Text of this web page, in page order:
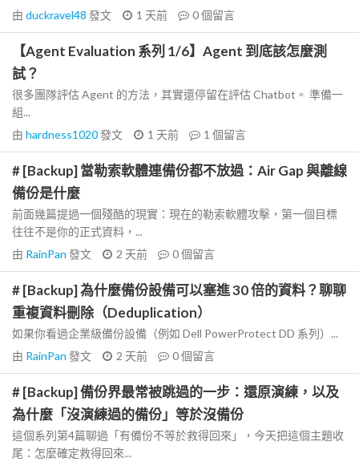
由 duckravel48 發文 1 天前 0個留言
【Agent Evaluation 系列 1/6】Agent 到底該怎麼測
試？
很多團隊評估 Agent 的方法，其實還停留在評估 Chatbot。 準備一
組...
由 hardness1020發文 1 天前 1 個留言
# [Backup] 當勒索軟體連備份都不放過：Air Gap 與離線
備份是什麼
前面幾篇提過一個殘酷的現實：現在的勒索軟體攻擊，第一個目標
往往不是你的正式資料，...
由 RainPan 發文 2 天前 0個留言
# [Backup] 為什麼備份設備可以塞進 30 倍的資料？聊聊
重複資料刪除（Deduplication）
如果你看過企業級備份設備（例如 Dell PowerProtect DD 系列）...
由 RainPan 發文 2 天前 0個留言
# [Backup] 備份界最常被跳過的一步：還原演練，以及
為什麼「沒演練過的備份」等於沒備份
這個系列第4篇聊過「有備份不等於救得回來」，今天把這個主題收
尾：怎麼確定救得回來...